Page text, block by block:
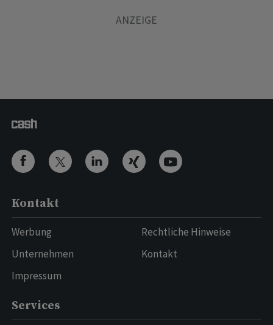
Kontakt
Werbung
Unternehmen
Impressum
Rechtliche Hinweise
Kontakt
Services